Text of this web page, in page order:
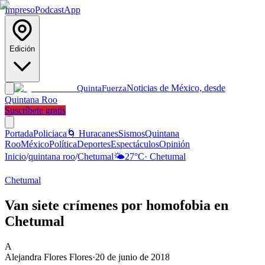
ImpresoPodcastApp
Edición
QuintaFuerzaNoticias de México, desde
Quintana Roo
Suscríbete gratis
PortadaPoliciaca 🌀 HuracanesSismosQuintana
RooMéxicoPolíticaDeportesEspectáculosOpinión
Inicio/quintana roo/Chetumal🌤️27°C· Chetumal
Chetumal
Van siete crímenes por homofobia en
Chetumal
A
Alejandra Flores Flores·20 de junio de 2018